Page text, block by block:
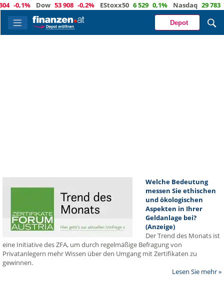
-0,1% Dow 53 908 -0,2% EStoxx50 6 529 0,1% Nasdaq 29 783
Depot
Welche Bedeutung
messen Sie ethischen
und ökologischen
Aspekten in Ihrer
Geldanlage bei?
(Anzeige)
Der Trend des Monats ist
eine Initiative des ZFA, um durch regelmäßige Befragung von
Privatanlegern mehr Wissen über den Umgang mit Zertifikaten zu
gewinnen.
Lesen Sie mehr »